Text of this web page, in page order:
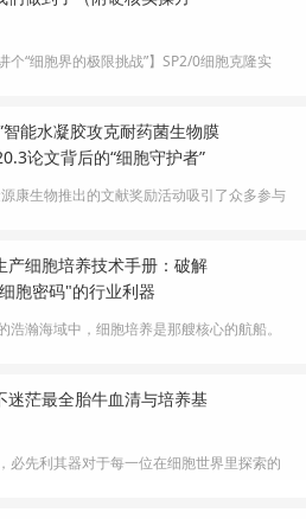
准不统一等痛点制···
个“细胞界的极限挑战”】SP2/0细胞克隆实
地在一座荒岛上活下去，还要繁衍出一个王
样——它对环境极度敏感，营养、温度、洁
法……稍有差池，它就···
智能水凝胶攻克耐药菌生物膜
论文背后的“细胞守护者”
康生物推出的文献奖励活动吸引了众多参与
Co-BOS@C/F Gel），通过光热与光催化协同
物膜，并利用光热触发的自收缩行为加速创
促进胶原沉积与血管···
产细胞培养技术手册：破解
胞密码"的行业利器
浩瀚海域中，细胞培养是那艘核心的航船。
航行者们陷入选择与试错的迷雾。我们注意
的技术文档散乱、数据陈旧、工艺描述与细
直到我···
迷茫最全胎牛血清与培养基
必先利其器对于每一位在细胞世界里探索的